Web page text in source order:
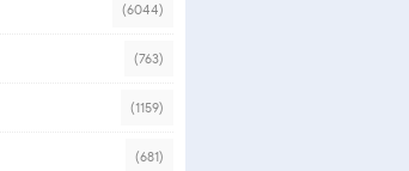
(6044)
(763)
(1159)
(681)